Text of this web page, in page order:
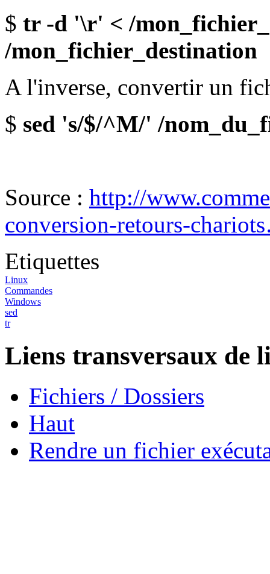
$ tr -d '\r' < /
/mon_fichier_destination
A l'inverse, convertir un
$ sed 's/$/^M/' /
Source : http://
conversion-retours-
Etiquettes
Linux
Commandes
Windows
sed
tr
Liens transversaux de
Fichiers / Dossiers
Haut
Rendre un fichier